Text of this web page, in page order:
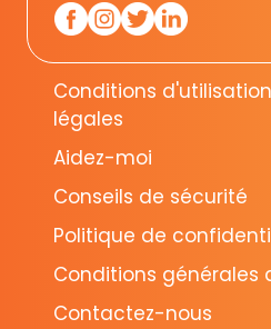
Conditions
légales
Aidez-moi
Conseils de sécurité
Politique de
Conditions générales
Contactez-nous